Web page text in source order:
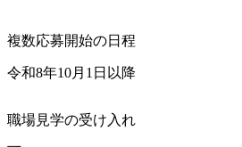
複数応募開始の日程
令和8年10月1日以降
職場見学の受け入れ